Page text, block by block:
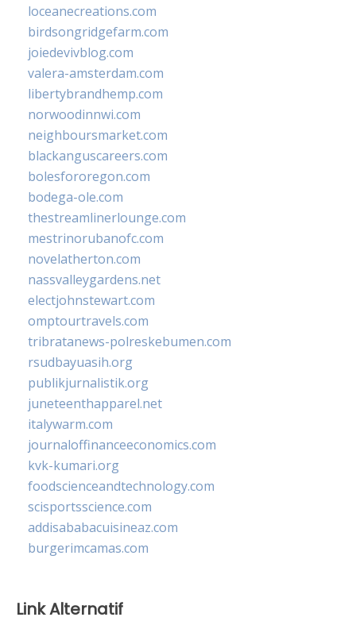
loceanecreations.com
birdsongridgefarm.com
joiedevivblog.com
valera-amsterdam.com
libertybrandhemp.com
norwoodinnwi.com
neighboursmarket.com
blackanguscareers.com
bolesfororegon.com
bodega-ole.com
thestreamlinerlounge.com
mestrinorubanofc.com
novelatherton.com
nassvalleygardens.net
electjohnstewart.com
omptourtravels.com
tribratanews-polreskebumen.com
rsudbayuasih.org
publikjurnalistik.org
juneteenthapparel.net
italywarm.com
journaloffinanceeconomics.com
kvk-kumari.org
foodscienceandtechnology.com
scisportsscience.com
addisababacuisineaz.com
burgerimcamas.com
Link Alternatif